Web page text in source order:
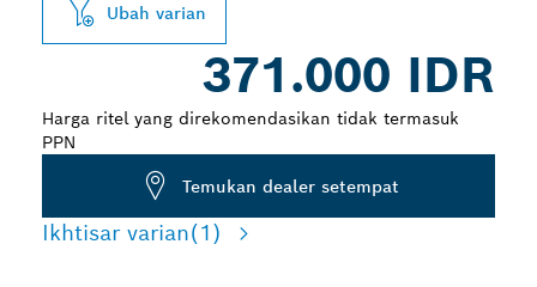
Ubah varian
371.000 IDR
Harga ritel yang direkomendasikan tidak termasuk
PPN
Temukan dealer setempat
Ikhtisar varian(1)